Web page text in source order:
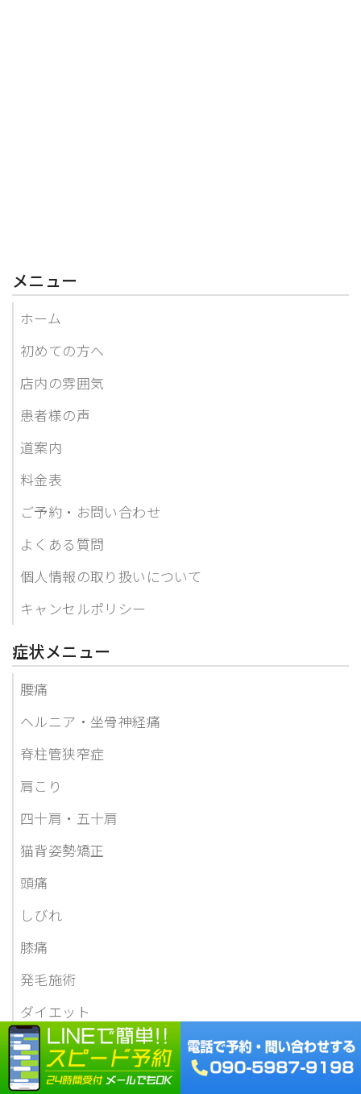
メニュー
ホーム
初めての方へ
店内の雰囲気
患者様の声
道案内
料金表
ご予約・お問い合わせ
よくある質問
個人情報の取り扱いについて
キャンセルポリシー
症状メニュー
腰痛
ヘルニア・坐骨神経痛
脊柱管狭窄症
肩こり
四十肩・五十肩
猫背姿勢矯正
頭痛
しびれ
膝痛
発毛施術
ダイエット